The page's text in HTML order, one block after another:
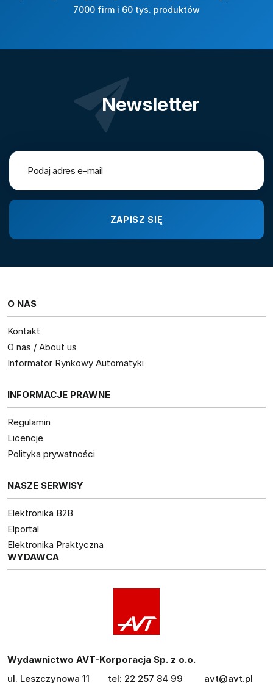
7000 firm i 60 tys. produktów
Newsletter
O NAS
Kontakt
O nas / About us
Informator Rynkowy Automatyki
INFORMACJE PRAWNE
Regulamin
Licencje
Polityka prywatności
NASZE SERWISY
Elektronika B2B
Elportal
Elektronika Praktyczna
WYDAWCA
Wydawnictwo AVT-Korporacja Sp. z o.o.
ul. Leszczynowa 11
tel: 22 257 84 99 avt@avt.pl